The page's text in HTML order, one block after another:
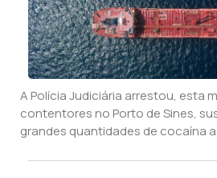
A Polícia Judiciária arrestou, esta
contentores no Porto de Sines,
grandes quantidades de cocaína